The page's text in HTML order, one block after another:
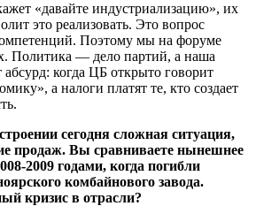
«давайте индустриализацию», их
это реализовать. Это вопрос
Поэтому мы на форуме
Политика — дело партий, а наша
абсурд: когда ЦБ открыто говорит
а налоги платят те, кто создает
сегодня сложная ситуация,
продаж. Вы сравниваете нынешнее
2009 годами, когда погибли
комбайнового завода.
кризис в отрасли?